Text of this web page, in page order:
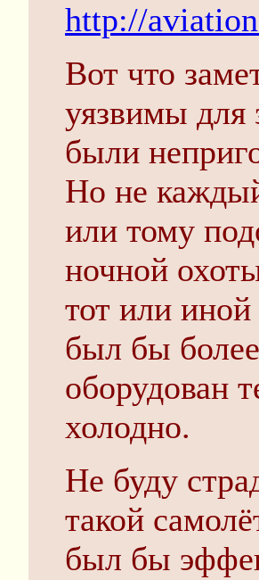
http://
Вот что
уязвимы для
были
Но не
или тому
ночной
тот или
был бы
оборудован
холодно.
Не буду
такой
был бы